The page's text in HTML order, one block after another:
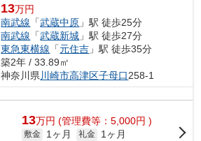
13万円
南武線 「武蔵中原 」駅 徒歩25分
南武線 「武蔵新城 」駅 徒歩27分
東急東横線 「元住吉 」駅 徒歩35分
築2年 / 33.89㎡
神奈川県 川崎市高津区子母口258-1
13万円 (管理費等：5,000円 )
敷金 1ヶ月 礼金
1ヶ月